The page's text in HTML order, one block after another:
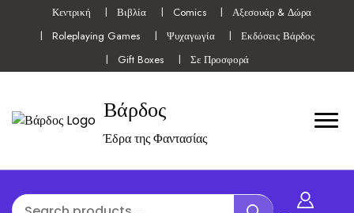
Κεντρική Βιβλία Comics
Αξεσουάρ & Δώρα
Roleplaying Games
Ψυχαγωγία
Εκδόσεις Βάρδος
Gift Boxes
Σε Προσφορά
Βάρδος
Έδρα της Φαντασίας